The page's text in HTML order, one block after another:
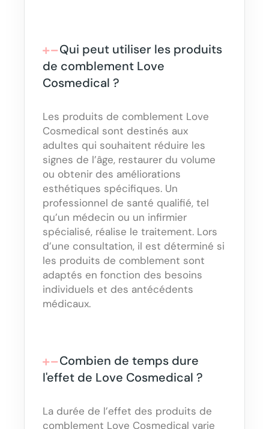
Qui peut utiliser les produits
de comblement Love
Cosmedical ?
Les produits de comblement Love
Cosmedical sont destinés aux
adultes qui souhaitent réduire les
signes de l’âge, restaurer du volume
ou obtenir des améliorations
esthétiques spécifiques. Un
professionnel de santé qualifié, tel
qu’un médecin ou un infirmier
spécialisé, réalise le traitement. Lors
d’une consultation, il est déterminé si
les produits de comblement sont
adaptés en fonction des besoins
individuels et des antécédents
médicaux.
Combien de temps dure
l'effet de Love Cosmedical ?
La durée de l’effet des produits de
comblement Love Cosmedical varie